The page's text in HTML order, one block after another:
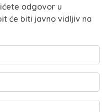
odgovor u
će biti javno vidljiv na